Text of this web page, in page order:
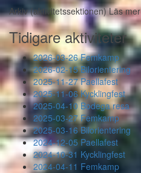
Arkiv (aktivitetssektionen) Läs mer
Tidigare aktiviteter
2026-03-26 Femkamp
2026-02-15 Bilorientering
2025-11-27 Paellafest
2025-11-06 Kycklingfest
2025-04-10 Bodega resa
2025-03-27 Femkamp
2025-03-16 Bilorientering
2024-12-05 Paellafest
2024-10-31 Kycklingfest
2024-04-11 Femkamp